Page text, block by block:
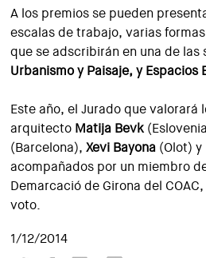
A los premios se pueden
escalas de trabajo, varias
que se adscribirán en una de
Urbanismo y Paisaje, y Espacios
Este año, el Jurado que
arquitecto Matija Bevk
(Barcelona),Xevi Bayona (Olot) y
acompañados por un miembro
Demarcació de Girona del
voto.
1/12/2014